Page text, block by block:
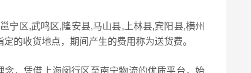
宁区,武鸣区,隆安县,马山县,上林县,宾阳县,横州
的收货地点，期间产生的费用称为送货费。
，凭借上海闵行区至南宁物流的优质平台，始